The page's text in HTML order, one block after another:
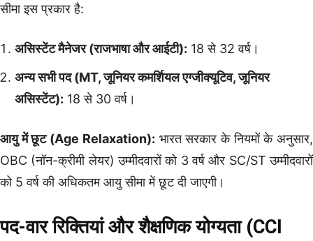
सीमा इस प्रकार है:
असिस्टेंट मैनेजर (राजभाषा और आईटी): 18 से 32 वर्ष।
अन्य सभी पद (MT, जूनियर कमर्शियल एग्जीक्यूटिव, जूनियर
असिस्टेंट): 18 से 30 वर्ष।
आयु में छूट (Age Relaxation): भारत सरकार के नियमों के अनुसार,
OBC (नॉन-क्रीमी लेयर) उम्मीदवारों को 3 वर्ष और SC/ST उम्मीदवारों
को 5 वर्ष की अधिकतम आयु सीमा में छूट दी जाएगी।
पद-वार रिक्तियां और शैक्षणिक योग्यता (CCI